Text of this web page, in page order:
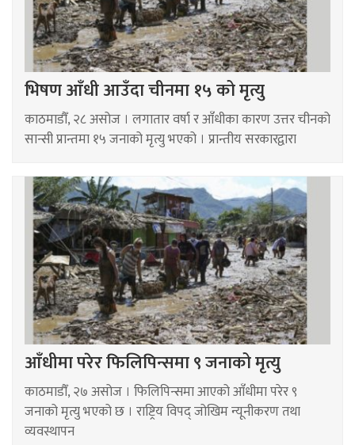
भिषण आँधी आउँदा चीनमा १५ को मृत्यु
काठमाडौँ, २८ असोज । लगातार वर्षा र आँधीका कारण उत्तर चीनको
सान्सी प्रान्तमा १५ जनाको मृत्यु भएको । प्रान्तीय सरकारद्वारा
आँधीमा परेर फिलिपिन्समा ९ जनाको मृत्यु
काठमाडौँ, २७ असोज । फिलिपिन्समा आएको आँधीमा परेर ९
जनाको मृत्यु भएको छ । राष्ट्रिय विपद् जोखिम न्यूनीकरण तथा
व्यवस्थापन